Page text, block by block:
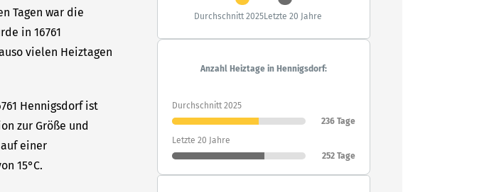
Tagen war die
in 16761
vielen Heiztagen
Hennigsdorf ist
zur Größe und
einer
15°C.
Durchschnitt 2025Letzte 20 Jahre
Anzahl Heiztage in Hennigsdorf:
Durchschnitt 2025
236 Tage
Letzte 20 Jahre
252 Tage